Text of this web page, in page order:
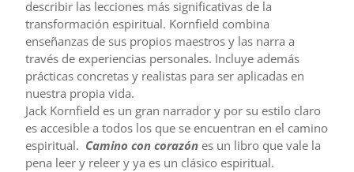
describir las lecciones más significativas de la
transformación espiritual. Kornfield combina
enseñanzas de sus propios maestros y las narra a
través de experiencias personales. Incluye además
prácticas concretas y realistas para ser aplicadas en
nuestra propia vida.
Jack Kornfield es un gran narrador y por su estilo claro
es accesible a todos los que se encuentran en el camino
espiritual. Camino con corazón es un libro que vale la
pena leer y releer y ya es un clásico espiritual.